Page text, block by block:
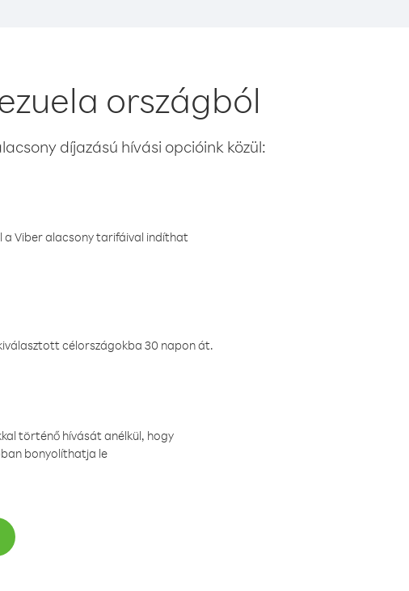
országból
díjazású hívási opcióink közül:
a Viber alacsony tarifáival indíthat
célországokba 30 napon át.
történő hívását anélkül, hogy
bonyolíthatja le